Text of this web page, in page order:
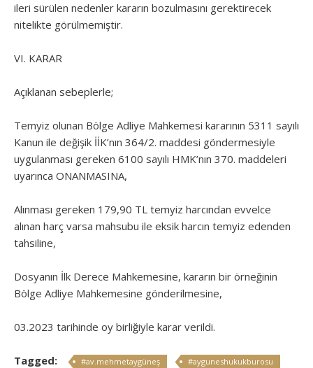
ileri sürülen nedenler kararın bozulmasını gerektirecek
nitelikte görülmemiştir.
VI. KARAR
Açıklanan sebeplerle;
Temyiz olunan Bölge Adliye Mahkemesi kararının 5311 sayılı
Kanun ile değişik İİK’nın 364/2. maddesi göndermesiyle
uygulanması gereken 6100 sayılı HMK’nın 370. maddeleri
uyarınca ONANMASINA,
Alınması gereken 179,90 TL temyiz harcından evvelce
alınan harç varsa mahsubu ile eksik harcın temyiz edenden
tahsiline,
Dosyanın İlk Derece Mahkemesine, kararın bir örneğinin
Bölge Adliye Mahkemesine gönderilmesine,
03.2023 tarihinde oy birliğiyle karar verildi.
Tagged: #av.mehmetaygüneş
#ayguneshukukburosu